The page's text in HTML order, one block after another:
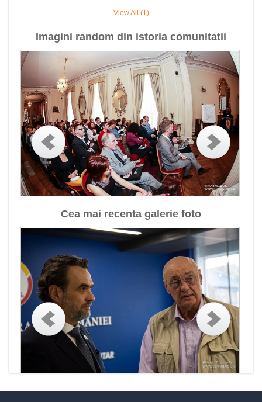
View All (1)
Imagini random din istoria comunitatii
Cea mai recenta galerie foto